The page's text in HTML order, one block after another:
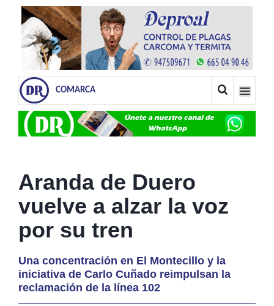
COMARCA
Aranda de Duero
vuelve a alzar la voz
por su tren
Una concentración en El Montecillo y la
iniciativa de Carlo Cuñado reimpulsan la
reclamación de la línea 102